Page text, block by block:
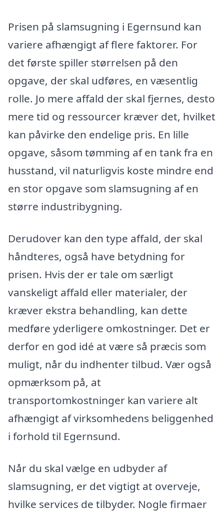
Prisen på slamsugning i Egernsund kan
variere afhængigt af flere faktorer. For
det første spiller størrelsen på den
opgave, der skal udføres, en væsentlig
rolle. Jo mere affald der skal fjernes, desto
mere tid og ressourcer kræver det, hvilket
kan påvirke den endelige pris. En lille
opgave, såsom tømming af en tank fra en
husstand, vil naturligvis koste mindre end
en stor opgave som slamsugning af en
større industribygning.
Derudover kan den type affald, der skal
håndteres, også have betydning for
prisen. Hvis der er tale om særligt
vanskeligt affald eller materialer, der
kræver ekstra behandling, kan dette
medføre yderligere omkostninger. Det er
derfor en god idé at være så præcis som
muligt, når du indhenter tilbud. Vær også
opmærksom på, at
transportomkostninger kan variere alt
afhængigt af virksomhedens beliggenhed
i forhold til Egernsund.
Når du skal vælge en udbyder af
slamsugning, er det vigtigt at overveje,
hvilke services de tilbyder. Nogle firmaer